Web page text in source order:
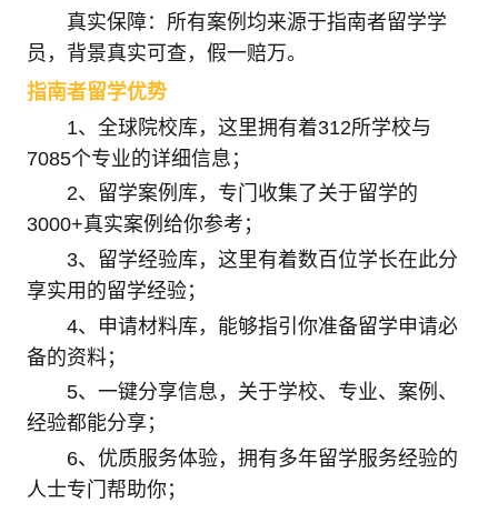
真实保障：所有案例均来源于指南者留学学
员，背景真实可查，假一赔万。
指南者留学优势
1、全球院校库，这里拥有着312所学校与
7085个专业的详细信息；
2、留学案例库，专门收集了关于留学的
3000+真实案例给你参考；
3、留学经验库，这里有着数百位学长在此分
享实用的留学经验；
4、申请材料库，能够指引你准备留学申请必
备的资料；
5、一键分享信息，关于学校、专业、案例、
经验都能分享；
6、优质服务体验，拥有多年留学服务经验的
人士专门帮助你；